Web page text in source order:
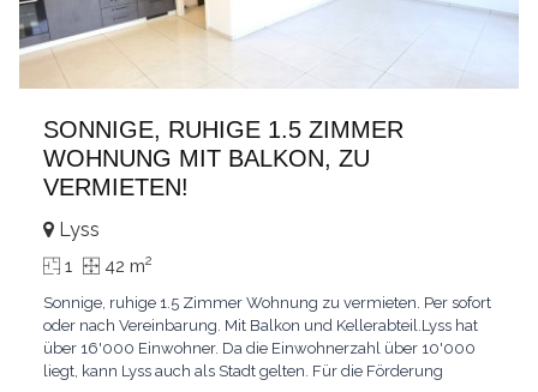
SONNIGE, RUHIGE 1.5 ZIMMER
WOHNUNG MIT BALKON, ZU
VERMIETEN!
Lyss
1 42 m2
Sonnige, ruhige 1.5 Zimmer Wohnung zu vermieten. Per sofort
oder nach Vereinbarung. Mit Balkon und Kellerabteil.Lyss hat
über 16'000 Einwohner. Da die Einwohnerzahl über 10'000
liegt, kann Lyss auch als Stadt gelten. Für die Förderung